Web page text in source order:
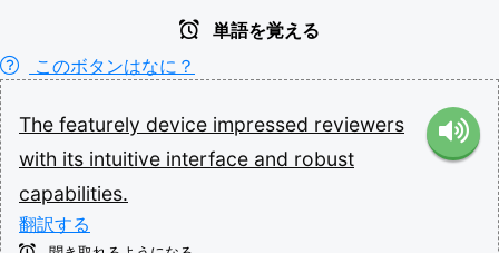
単語を覚える
このボタンはなに？
The featurely device impressed reviewers
with its intuitive interface and robust
capabilities.
翻訳する